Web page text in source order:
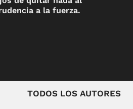
a la fuerza.
TODOS LOS AUTORES